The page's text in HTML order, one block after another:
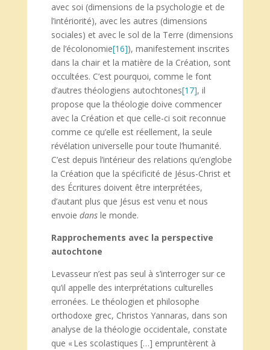
avec soi (dimensions de la psychologie et de
l’intériorité), avec les autres (dimensions
sociales) et avec le sol de la Terre (dimensions
de l’écolonomie[16]), manifestement inscrites
dans la chair et la matière de la Création, sont
occultées. C’est pourquoi, comme le font
d’autres théologiens autochtones[17], il
propose que la théologie doive commencer
avec la Création et que celle-ci soit reconnue
comme ce qu’elle est réellement, la seule
révélation universelle pour toute l’humanité.
C’est depuis l’intérieur des relations qu’englobe
la Création que la spécificité de Jésus-Christ et
des Écritures doivent être interprétées,
d’autant plus que Jésus est venu et nous
envoie dansle monde.
Rapprochements avec la perspective
autochtone
Levasseur n’est pas seul à s’interroger sur ce
qu’il appelle des interprétations culturelles
erronées. Le théologien et philosophe
orthodoxe grec, Christos Yannaras, dans son
analyse de la théologie occidentale, constate
que « Les scolastiques […] empruntèrent à